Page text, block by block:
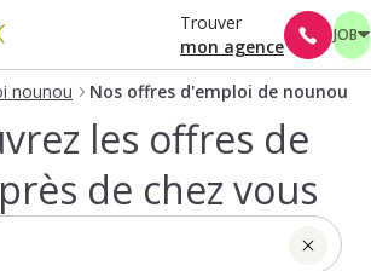
Trouver
mon agence
JOB
nounou Nos offres d'emploi de nounou
les offres de
de chez vous